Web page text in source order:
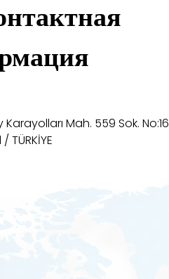
Karayolları Mah. 559 Sok. No:16